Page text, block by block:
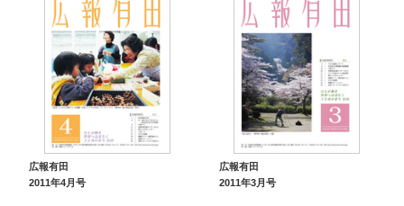
広報有田
2011年4月号
広報有田
2011年3月号